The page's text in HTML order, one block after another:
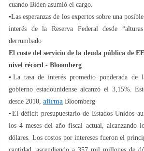
cuando Biden asumió el cargo.
▪️Las esperanzas de los expertos sobre una
interés de la Reserva Federal desde
derrumbado
El coste del servicio de la deuda pública de
nivel récord - Bloomberg
▪️La tasa de interés promedio ponderada de
gobierno estadounidense alcanzó el 3,15%.
desde 2010, afirma Bloomberg
▪️El déficit presupuestario de Estados Unidos
los 4 meses del año fiscal actual, alcanzando
dólares. Los costos por intereses fueron el